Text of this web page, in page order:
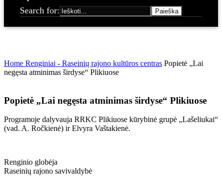
Search for:
Home Renginiai - Raseinių rajono kultūros centras Popietė „Lai
negęsta atminimas širdyse“ Plikiuose
Popietė „Lai negęsta atminimas širdyse“ Plikiuose
Programoje dalyvauja RRKC Plikiuose kūrybinė grupė „Lašeliukai“
(vad. A. Ročkienė) ir Elvyra Vaštakienė.
Renginio globėja
Raseinių rajono savivaldybė